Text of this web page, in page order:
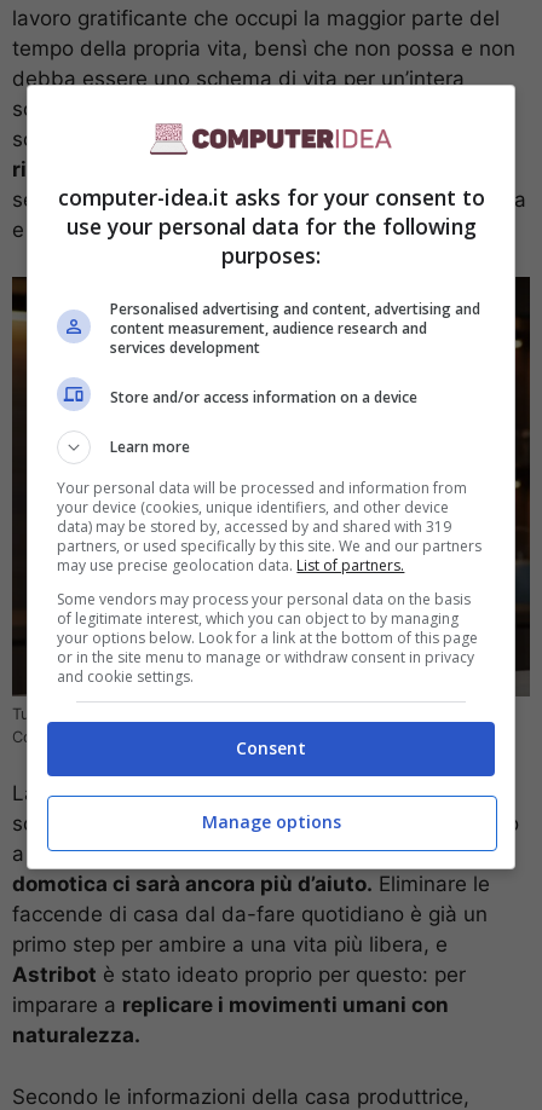
lavoro gratificante che occupi la maggior parte del
tempo della propria vita, bensì che non possa e non
debba essere uno schema di vita per un’intera
società, che invece dovrebbe dare più libertà di
scelta. Invece oggiper vivere siamo obbligati a
ritmi intensi e stressanti:
sera e il resto del tempo lo si passa a riordinare casa
e prepararsi al giorno lavorativo successivo.
Tutti presto avremo un Astribot in casa – foto via Astribot –
Computer-idea.it
La tecnologia in questo senso sta correndo in
soccorso: con l’avvento delle AI già è tutto destinato
a cambiare, e ora che l’AI viene applicata alla
domotica ci sarà ancora più d’aiuto. Eliminare le
faccende di casa dal da-fare quotidiano è già un
primo step per ambire a una vita più libera, e
Astribot è stato ideato proprio per questo: per
imparare a replicare i movimenti umani con
naturalezza.
Secondo le informazioni della casa produttrice,
computer-idea.it asks for your consent to
use your personal data for the following
purposes:
Personalised advertising and content, advertising and
content measurement, audience research and
services development
Store and/or access information on a device
Learn more
Your personal data will be processed and information from
your device (cookies, unique identifiers, and other device
data) may be stored by, accessed by and shared with 319
partners, or used specifically by this site. We and our partners
may use precise geolocation data. List of partners.
Some vendors may process your personal data on the basis
of legitimate interest, which you can object to by managing
your options below. Look for a link at the bottom of this page
or in the site menu to manage or withdraw consent in privacy
and cookie settings.
Consent
Manage options